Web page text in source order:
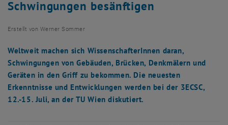
Übersicht
Schwingungen besänftigen
Erstellt von Werner Sommer
Weltweit machen sich WissenschafterInnen daran,
Schwingungen von Gebäuden, Brücken, Denkmälern und
Geräten in den Griff zu bekommen. Die neuesten
Erkenntnisse und Entwicklungen werden bei der 3ECSC,
12.-15. Juli, an der TU Wien diskutiert.